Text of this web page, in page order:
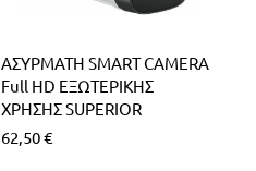
ΑΣΥΡΜΑΤΗ SMART CAMERA
Full HD ΕΞΩΤΕΡΙΚΗΣ
ΧΡΗΣΗΣ SUPERIOR
62,50€